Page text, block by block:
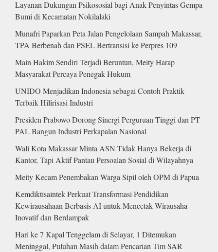
Layanan Dukungan Psikososial bagi Anak Penyintas Gempa
Bumi di Kecamatan Nokilalaki
Munafri Paparkan Peta Jalan Pengelolaan Sampah Makassar,
TPA Berbenah dan PSEL Bertransisi ke Perpres 109
Main Hakim Sendiri Terjadi Beruntun, Meity Harap
Masyarakat Percaya Penegak Hukum
UNIDO Menjadikan Indonesia sebagai Contoh Praktik
Terbaik Hilirisasi Industri
Presiden Prabowo Dorong Sinergi Perguruan Tinggi dan PT
PAL Bangun Industri Perkapalan Nasional
Wali Kota Makassar Minta ASN Tidak Hanya Bekerja di
Kantor, Tapi Aktif Pantau Persoalan Sosial di Wilayahnya
Meity Kecam Penembakan Warga Sipil oleh OPM di Papua
Kemdiktisaintek Perkuat Transformasi Pendidikan
Kewirausahaan Berbasis AI untuk Mencetak Wirausaha
Inovatif dan Berdampak
Hari ke 7 Kapal Tenggelam di Selayar, 1 Ditemukan
Meninggal, Puluhan Masih dalam Pencarian Tim SAR